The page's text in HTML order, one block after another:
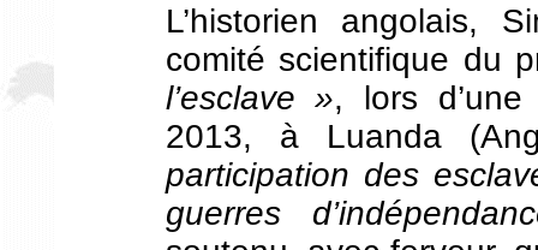
L’historien angolais,
comité scientifique du
l’esclave », lors
2013, à Luanda
participation des
guerres